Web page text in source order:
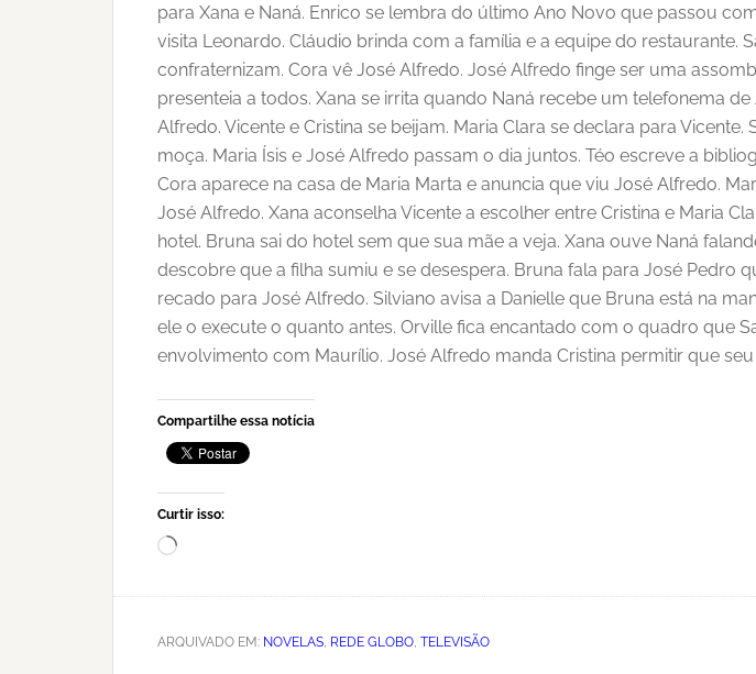
para Xana e Naná. Enrico se lembra do último Ano Novo que passou
visita Leonardo. Cláudio brinda com a família e a equipe do restaurante.
confraternizam. Cora vê José Alfredo. José Alfredo finge ser uma
presenteia a todos. Xana se irrita quando Naná recebe um telefonema
Alfredo. Vicente e Cristina se beijam. Maria Clara se declara para
moça. Maria Ísis e José Alfredo passam o dia juntos. Téo escreve a
Cora aparece na casa de Maria Marta e anuncia que viu José Alfredo.
José Alfredo. Xana aconselha Vicente a escolher entre Cristina e Maria
hotel. Bruna sai do hotel sem que sua mãe a veja. Xana ouve Naná
descobre que a filha sumiu e se desespera. Bruna fala para José Pedro
recado para José Alfredo. Silviano avisa a Danielle que Bruna está na
ele o execute o quanto antes. Orville fica encantado com o quadro que
envolvimento com Maurílio. José Alfredo manda Cristina permitir que
Compartilhe essa notícia
Curtir isso:
Carregando...
ARQUIVADO EM: NOVELAS, REDE GLOBO, TELEVISÃO